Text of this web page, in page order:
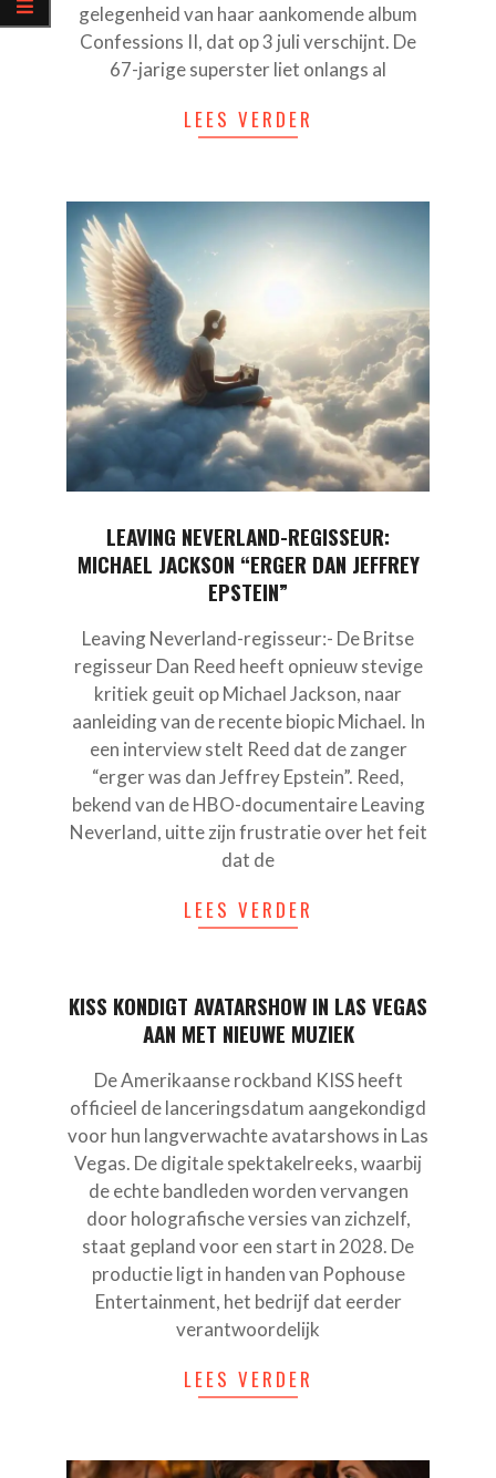
gelegenheid van haar aankomende album
Confessions II, dat op 3 juli verschijnt. De
67-jarige superster liet onlangs al
LEES VERDER
LEAVING NEVERLAND-REGISSEUR:
MICHAEL JACKSON “ERGER DAN JEFFREY
EPSTEIN”
Leaving Neverland-regisseur:- De Britse
regisseur Dan Reed heeft opnieuw stevige
kritiek geuit op Michael Jackson, naar
aanleiding van de recente biopic Michael. In
een interview stelt Reed dat de zanger
“erger was dan Jeffrey Epstein”. Reed,
bekend van de HBO-documentaire Leaving
Neverland, uitte zijn frustratie over het feit
dat de
LEES VERDER
KISS KONDIGT AVATARSHOW IN LAS VEGAS
AAN MET NIEUWE MUZIEK
De Amerikaanse rockband KISS heeft
officieel de lanceringsdatum aangekondigd
voor hun langverwachte avatarshows in Las
Vegas. De digitale spektakelreeks, waarbij
de echte bandleden worden vervangen
door holografische versies van zichzelf,
staat gepland voor een start in 2028. De
productie ligt in handen van Pophouse
Entertainment, het bedrijf dat eerder
verantwoordelijk
LEES VERDER